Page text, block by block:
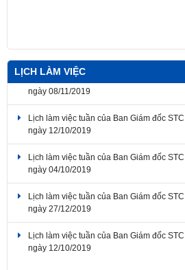
LỊCH LÀM VIỆC
Lịch làm việc tuần của Ban Giám đốc
ngày 08/11/2019
Lịch làm việc tuần của Ban Giám đốc
ngày 12/10/2019
Lịch làm việc tuần của Ban Giám đốc
ngày 04/10/2019
Lịch làm việc tuần của Ban Giám đốc
ngày 27/12/2019
Lịch làm việc tuần của Ban Giám đốc
ngày 12/10/2019